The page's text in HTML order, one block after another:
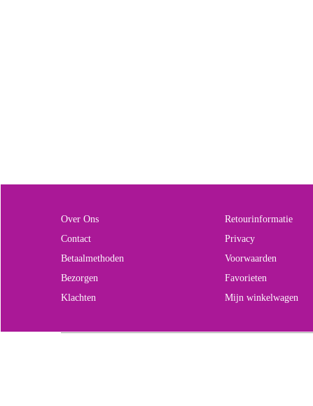
Over Ons
Contact
Betaalmethoden
Bezorgen
Klachten
Retourinformatie
Privacy
Voorwaarden
Favorieten
Mijn winkelwagen